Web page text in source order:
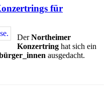
für
DerNortheimer
Konzertring hat sich ein
ausgedacht.